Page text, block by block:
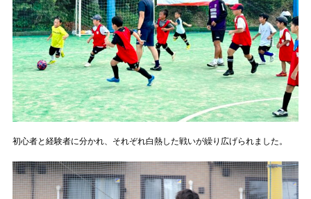
初心者と経験者に分かれ、それぞれ白熱した戦いが繰り広げられました。